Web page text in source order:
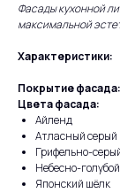
Фасады кухонной
максимальной
Характеристики:
Покрытие фасада:
Цвета фасада:
Айленд
Атласный серый
Грифельно-
Небесно-голубой
Японский шёлк